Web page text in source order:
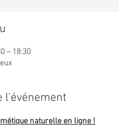
– 18:30
l'événement
naturelle en ligne !